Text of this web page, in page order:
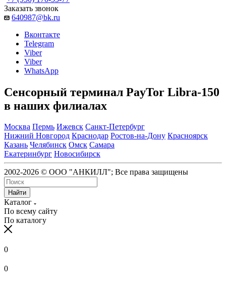
Заказать звонок
640987@bk.ru
Вконтакте
Telegram
Viber
Viber
WhatsApp
Сенсорный терминал PayTor Libra-150
в наших филиалах
Москва Пермь Ижевск Санкт-Петербург
Нижний Новгород Краснодар Ростов-на-Дону Красноярск
Казань Челябинск Омск Самара
Екатеринбург Новосибирск
2002-2026 © ООО "АНКИЛЛ"; Все права защищены
Найти
Каталог
По всему сайту
По каталогу
0
0